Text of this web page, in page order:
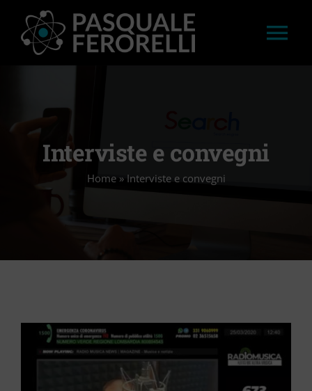
contenuto
LAVORI
APPROFONDIMENTI
Cerca
Interviste e convegni
Home» Interviste e convegni